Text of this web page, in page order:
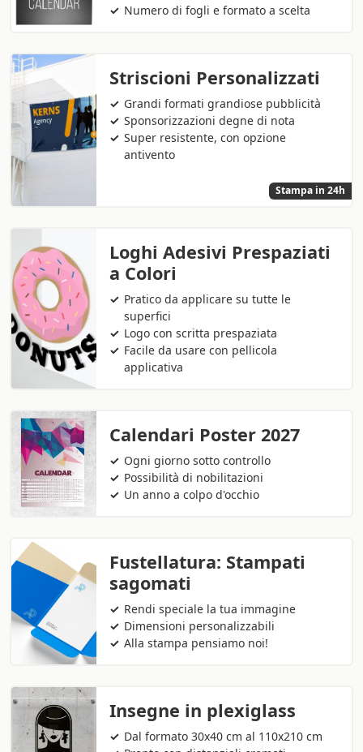
Numero di fogli e formato a scelta
Striscioni Personalizzati
Grandi formati grandiose pubblicità
Sponsorizzazioni degne di nota
Super resistente, con opzione
antivento
Stampa in 24h
Loghi Adesivi Prespaziati
a Colori
Pratico da applicare su tutte le
superfici
Logo con scritta prespaziata
Facile da usare con pellicola
applicativa
Calendari Poster 2027
Ogni giorno sotto controllo
Possibilità di nobilitazioni
Un anno a colpo d'occhio
Fustellatura: Stampati
sagomati
Rendi speciale la tua immagine
Dimensioni personalizzabili
Alla stampa pensiamo noi!
Insegne in plexiglass
Dal formato 30x40 cm al 110x210 cm